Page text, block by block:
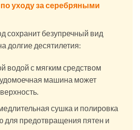
уходу за серебряными
сохранит безупречный вид
долгие десятилетия:
водой с мягким средством
машина может
сушка и полировка
для предотвращения пятен и